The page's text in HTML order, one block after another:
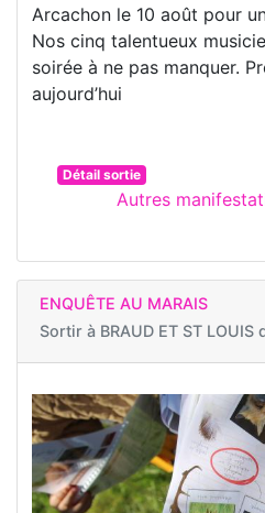
Arcachon le 10 août pour
Nos cinq talentueux
soirée à ne pas manquer.
aujourd’hui
Détail sortie
Autres
ENQUÊTE AU MARAIS
Sortir à BRAUD ET ST